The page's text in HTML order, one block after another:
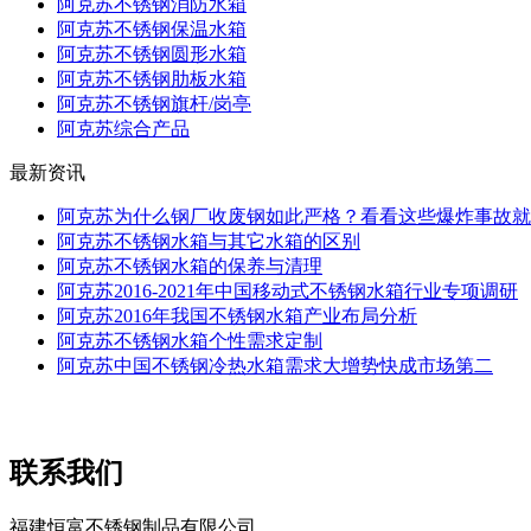
阿克苏不锈钢消防水箱
阿克苏不锈钢保温水箱
阿克苏不锈钢圆形水箱
阿克苏不锈钢肋板水箱
阿克苏不锈钢旗杆/岗亭
阿克苏综合产品
最新资讯
阿克苏为什么钢厂收废钢如此严格？看看这些爆炸事故
阿克苏不锈钢水箱与其它水箱的区别
阿克苏不锈钢水箱的保养与清理
阿克苏2016-2021年中国移动式不锈钢水箱行业专项调研
阿克苏2016年我国不锈钢水箱产业布局分析
阿克苏不锈钢水箱个性需求定制
阿克苏中国不锈钢冷热水箱需求大增势快成市场第二
联系我们
福建恒富不锈钢制品有限公司